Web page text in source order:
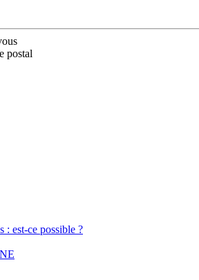
postal
: est-ce possible ?